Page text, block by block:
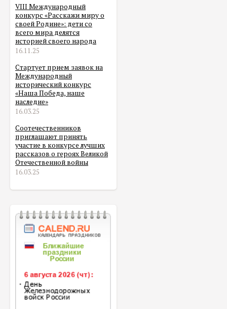
VIII Международный
конкурс «Расскажи миру о
своей Родине»: дети со
всего мира делятся
историей своего народа
16.11.25
Стартует прием заявок на
Международный
исторический конкурс
«Наша Победа, наше
наследие»
16.03.25
Соотечественников
приглашают принять
участие в конкурсе лучших
рассказов о героях Великой
Отечественной войны
16.03.25